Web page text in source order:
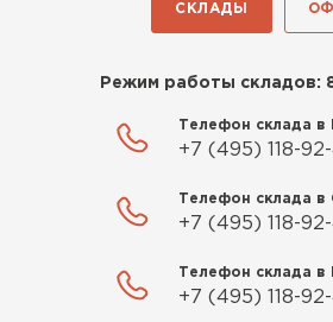
СКЛАДЫ
Режим работы складов:
Телефон склада в
+7 (495) 118-92-
Телефон склада в
+7 (495) 118-
Телефон склада в
+7 (495) 118-
ПЕРЕЙТИ